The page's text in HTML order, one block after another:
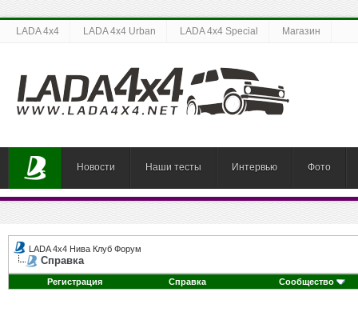
LADA 4x4 LADA 4x4 Urban LADA 4x4 Special Магазин
Новости Наши тесты Интервью Фото
LADA 4x4 Нива Клуб Форум
Справка
Регистрация Справка Сообщество